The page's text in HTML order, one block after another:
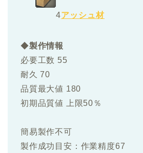
4アッシュ材
◆製作情報
必要工数 55
耐久 70
品質最大値 180
初期品質値 上限50％
簡易製作不可
製作成功目安：作業精度67